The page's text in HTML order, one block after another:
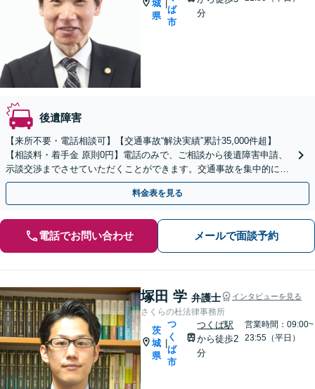
城
県
ば
市
分
後遺障害
【来所不要・電話相談可】【交通事故“解決実績”累計35,000件超】
【相談料・着手金 原則0円】電話のみで、ご相談から後遺障害申請、
示談交渉までさせていただくことができます。交通事故を集中的に取
り扱っている弁護士が全力でサポート！
料金表を見る
電話でお問い合わせ メールで面談予約
塚田 学 弁護士 インタビューを見る
さくらの杜法律事務所
茨
城
県
つ
く
ば
市
つくば駅
から徒歩2
分
営業時間：09:00~
23:55（平日）